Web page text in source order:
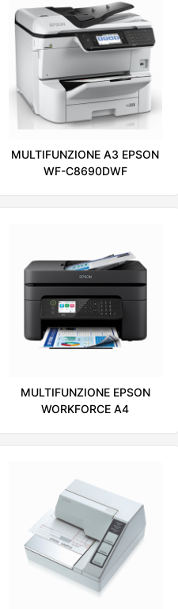
MULTIFUNZIONE A3 EPSON
WF-C8690DWF
MULTIFUNZIONE EPSON
WORKFORCE A4